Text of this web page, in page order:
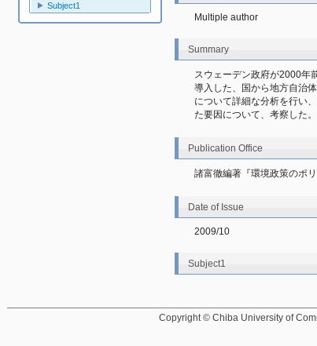
Subject1
Multiple author
Summary
スウェーデン政府が2000年
導入した、国から地方自治
について詳細な分析を行い
た要因について、考察した。
Publication Office
諸富徹編著『環境政策のポ
Date of Issue
2009/10
Subject1